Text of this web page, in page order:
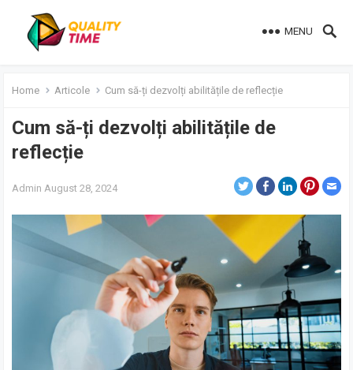
MENU
Home Articole Cum să-ți dezvolți abilitățile de reflecție
Cum să-ți dezvolți abilitățile de
reflecție
Admin August 28, 2024